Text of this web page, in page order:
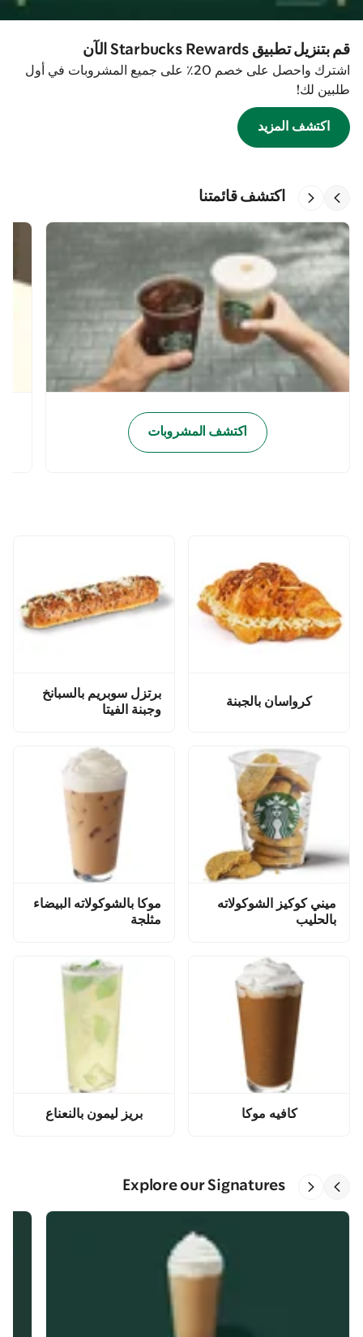
قم بتنزيل تطبيق Starbucks Rewards الآن
اشترك واحصل على خصم 20٪ على جميع المشروبات في أول
طلبين لك!
اكتشف المزيد
اكتشف قائمتنا
اكتشف المشروبات
كرواسان بالجبنة
برتزل سوبريم بالسبانخ
وجبنة الفيتا
ميني كوكيز الشوكولاته
بالحليب
موكا بالشوكولاته البيضاء
مثلجة
كافيه موكا بريز ليمون بالنعناع
Explore our Signatures